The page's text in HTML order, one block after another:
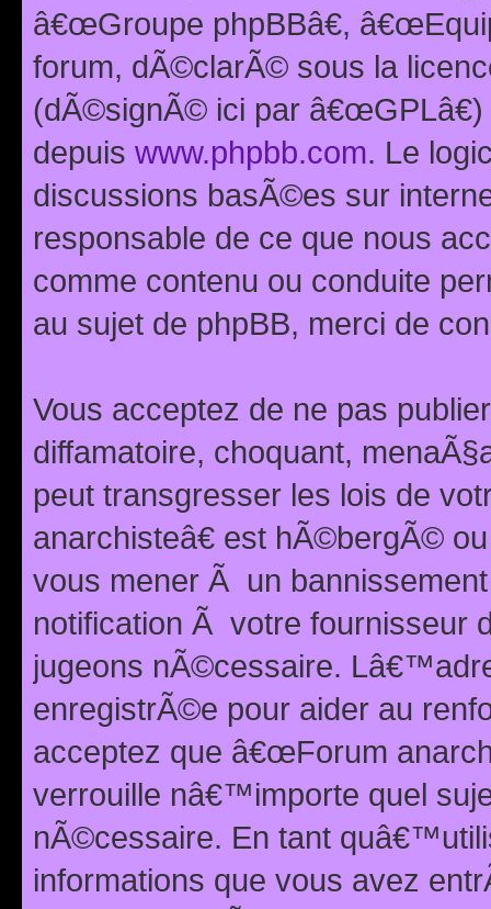
â€œGroupe phpBBâ€,
forum, dÃ©clarÃ© sous la
(dÃ©signÃ© ici par
depuis www.phpbb.com. Le
discussions basÃ©es sur
responsable de ce que nous
comme contenu ou conduite
au sujet de phpBB, merci de
Vous acceptez de ne pas
diffamatoire, choquant,
peut transgresser les lois de
anarchisteâ€ est hÃ©bergÃ©
vous mener Ã un
notification Ã votre fournisseur
jugeons nÃ©cessaire.
enregistrÃ©e pour aider au
acceptez que â€œForum
verrouille nâ€™importe quel
nÃ©cessaire. En tant
informations que vous avez